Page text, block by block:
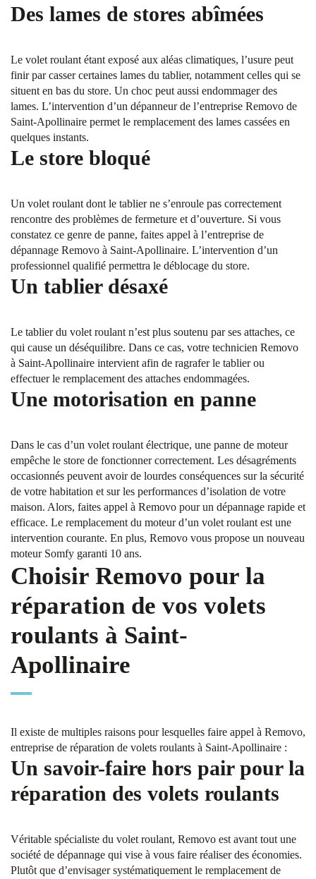
Des lames de stores abîmées
Le volet roulant étant exposé aux aléas climatiques, l’usure peut
finir par casser certaines lames du tablier, notamment celles qui se
situent en bas du store. Un choc peut aussi endommager des
lames. L’intervention d’un dépanneur de l’entreprise Removo de
Saint-Apollinaire permet le remplacement des lames cassées en
quelques instants.
Le store bloqué
Un volet roulant dont le tablier ne s’enroule pas correctement
rencontre des problèmes de fermeture et d’ouverture. Si vous
constatez ce genre de panne, faites appel à l’entreprise de
dépannage Removo à Saint-Apollinaire. L’intervention d’un
professionnel qualifié permettra le déblocage du store.
Un tablier désaxé
Le tablier du volet roulant n’est plus soutenu par ses attaches, ce
qui cause un déséquilibre. Dans ce cas, votre technicien Removo
à Saint-Apollinaire intervient afin de ragrafer le tablier ou
effectuer le remplacement des attaches endommagées.
Une motorisation en panne
Dans le cas d’un volet roulant électrique, une panne de moteur
empêche le store de fonctionner correctement. Les désagréments
occasionnés peuvent avoir de lourdes conséquences sur la sécurité
de votre habitation et sur les performances d’isolation de votre
maison. Alors, faites appel à Removo pour un dépannage rapide et
efficace. Le remplacement du moteur d’un volet roulant est une
intervention courante. En plus, Removo vous propose un nouveau
moteur Somfy garanti 10 ans.
Choisir Removo pour la
réparation de vos volets
roulants à Saint-
Apollinaire
Il existe de multiples raisons pour lesquelles faire appel à Removo,
entreprise de réparation de volets roulants à Saint-Apollinaire :
Un savoir-faire hors pair pour la
réparation des volets roulants
Véritable spécialiste du volet roulant, Removo est avant tout une
société de dépannage qui vise à vous faire réaliser des économies.
Plutôt que d’envisager systématiquement le remplacement de